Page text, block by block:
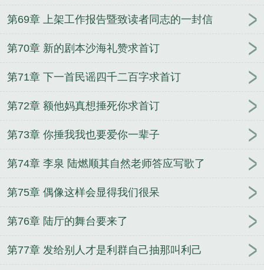
第69章 上架工作报告暨致读者同志的一封信
第70章 新的剧本沙海礼赞求首订
第71章 下一首民谣四千二百字求首订
第72章 额他妈真想捶死你求首订
第73章 你捶我我也要爱你一辈子
第74章 李泉 陆燃顺其自然老师答应写歌了
第75章 偶像这样会显得我们很呆
第76章 陆厅的舞台要来了
第77章 发给别人才是利群自己抽那叫利己